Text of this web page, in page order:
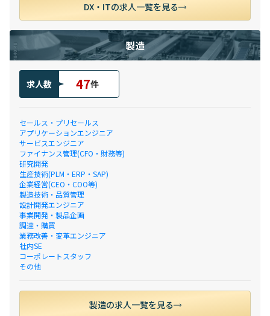
DX・ITの求人一覧を見る
製造
求人数 47件
セールス・プリセールス
アプリケーションエンジニア
サービスエンジニア
ファイナンス管理(CFO・財務等)
研究開発
生産技術(PLM・ERP・SAP)
企業経営(CEO・COO等)
製造技術・品質管理
設計開発エンジニア
事業開発・製品企画
調達・購買
業務改善・変革エンジニア
社内SE
コーポレートスタッフ
その他
製造の求人一覧を見る